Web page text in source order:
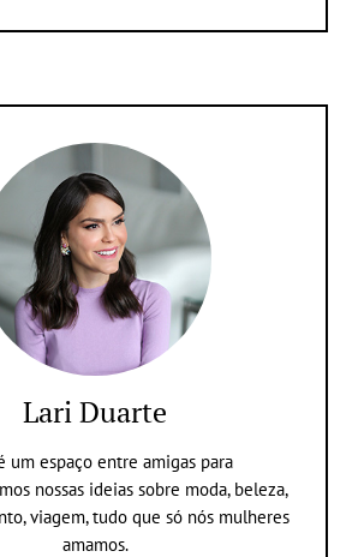
Lari Duarte
um espaço entre amigas para
nossas ideias sobre moda, beleza,
viagem, tudo que só nós mulheres
amamos.